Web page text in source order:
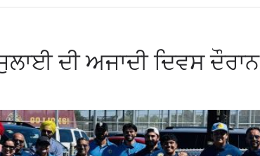
ਦੀ ਅਜਾਦੀ ਦਿਵਸ ਦੌਰਾਨ